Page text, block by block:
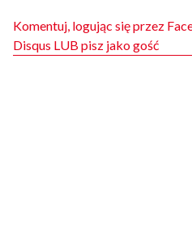
Komentuj, logując się przez
Disqus LUB pisz jako gość